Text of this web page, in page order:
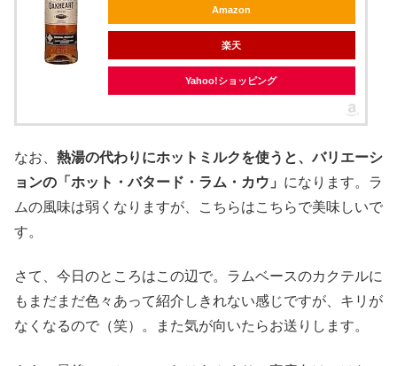
Amazon
楽天
Yahoo!ショッピング
なお、 熱湯の代わりにホットミルクを使うと、バリエーシ
ョンの「ホット・バタード・ラム・カウ」 になります。ラ
ムの風味は弱くなりますが、こちらはこちらで美味しいで
す。
さて、今日のところはこの辺で。ラムベースのカクテルに
もまだまだ色々あって紹介しきれない感じですが、キリが
なくなるので（笑）。また気が向いたらお送りします。